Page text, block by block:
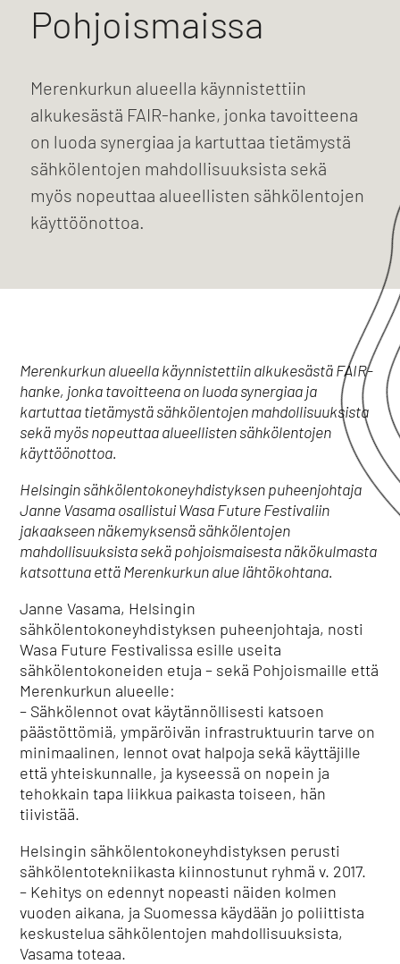
Pohjoismaissa
Merenkurkun alueella käynnistettiin
alkukesästä FAIR-hanke, jonka tavoitteena
on luoda synergiaa ja kartuttaa tietämystä
sähkölentojen mahdollisuuksista sekä
myös nopeuttaa alueellisten sähkölentojen
käyttöönottoa.
Merenkurkun alueella käynnistettiin alkukesästä FAIR-
hanke, jonka tavoitteena on luoda synergiaa ja
kartuttaa tietämystä sähkölentojen mahdollisuuksista
sekä myös nopeuttaa alueellisten sähkölentojen
käyttöönottoa.
Helsingin sähkölentokoneyhdistyksen puheenjohtaja
Janne Vasama osallistui Wasa Future Festivaliin
jakaakseen näkemyksensä sähkölentojen
mahdollisuuksista sekä pohjoismaisesta näkökulmasta
katsottuna että Merenkurkun alue lähtökohtana.
Janne Vasama, Helsingin
sähkölentokoneyhdistyksen puheenjohtaja, nosti
Wasa Future Festivalissa esille useita
sähkölentokoneiden etuja – sekä Pohjoismaille että
Merenkurkun alueelle:
– Sähkölennot ovat käytännöllisesti katsoen
päästöttömiä, ympäröivän infrastruktuurin tarve on
minimaalinen, lennot ovat halpoja sekä käyttäjille
että yhteiskunnalle, ja kyseessä on nopein ja
tehokkain tapa liikkua paikasta toiseen, hän
tiivistää.
Helsingin sähkölentokoneyhdistyksen perusti
sähkölentotekniikasta kiinnostunut ryhmä v. 2017.
– Kehitys on edennyt nopeasti näiden kolmen
vuoden aikana, ja Suomessa käydään jo poliittista
keskustelua sähkölentojen mahdollisuuksista,
Vasama toteaa.